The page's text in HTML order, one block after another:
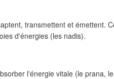
transmettent et émettent.
d'énergies (les nadis).
l'énergie vitale (le prana,